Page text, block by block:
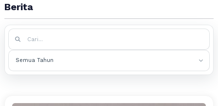
Berita